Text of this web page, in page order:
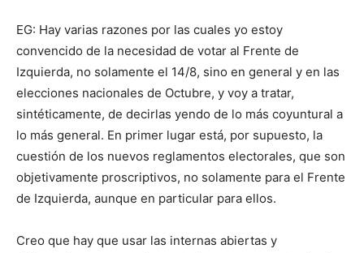
EG: Hay varias razones por las cuales yo estoy
convencido de la necesidad de votar al Frente de
Izquierda, no solamente el 14/8, sino en general y en las
elecciones nacionales de Octubre, y voy a tratar,
sintéticamente, de decirlas yendo de lo más coyuntural a
lo más general. En primer lugar está, por supuesto, la
cuestión de los nuevos reglamentos electorales, que son
objetivamente proscriptivos, no solamente para el Frente
de Izquierda, aunque en particular para ellos.
Creo que hay que usar las internas abiertas y